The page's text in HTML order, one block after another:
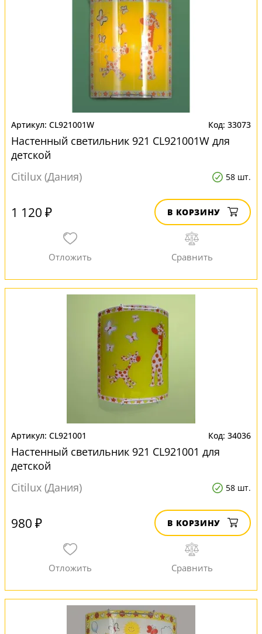
CL921001W 33073
Настенный светильник 921 CL921001W для
детской
Citilux (Дания)
58 шт.
1 120 ₽ В КОРЗИНУ
CL921001 34036
Настенный светильник 921 CL921001 для
детской
Citilux (Дания)
58 шт.
980 ₽ В КОРЗИНУ